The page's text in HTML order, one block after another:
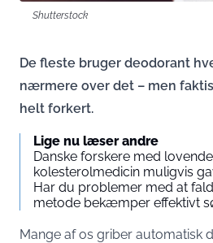
Shutterstock
De fleste bruger deodorant
nærmere over det – men
helt forkert.
Lige nu læser andre
Danske forskere med
kolesterolmedicin muligvis
Har du problemer med at
metode bekæmper effektivt
Mange af os griber automatisk